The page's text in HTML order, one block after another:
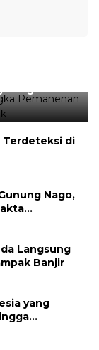
Ilegal di
Terdeteksi di
Nago,
Langsung
Banjir
yang